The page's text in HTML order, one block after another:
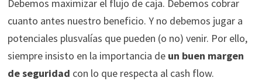
Debemos maximizar el flujo de caja. Debemos cobrar
cuanto antes nuestro beneficio. Y no debemos jugar a
potenciales plusvalías que pueden (o no) venir. Por ello,
siempre insisto en la importancia de un buen margen
de seguridad con lo que respecta al cash flow.